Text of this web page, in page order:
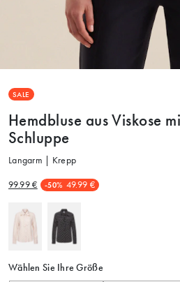
SALE
Hemdbluse aus Viskose
Schluppe
Langarm | Krepp
99.99 € -50% 49.99 €
Wählen Sie Ihre Größe